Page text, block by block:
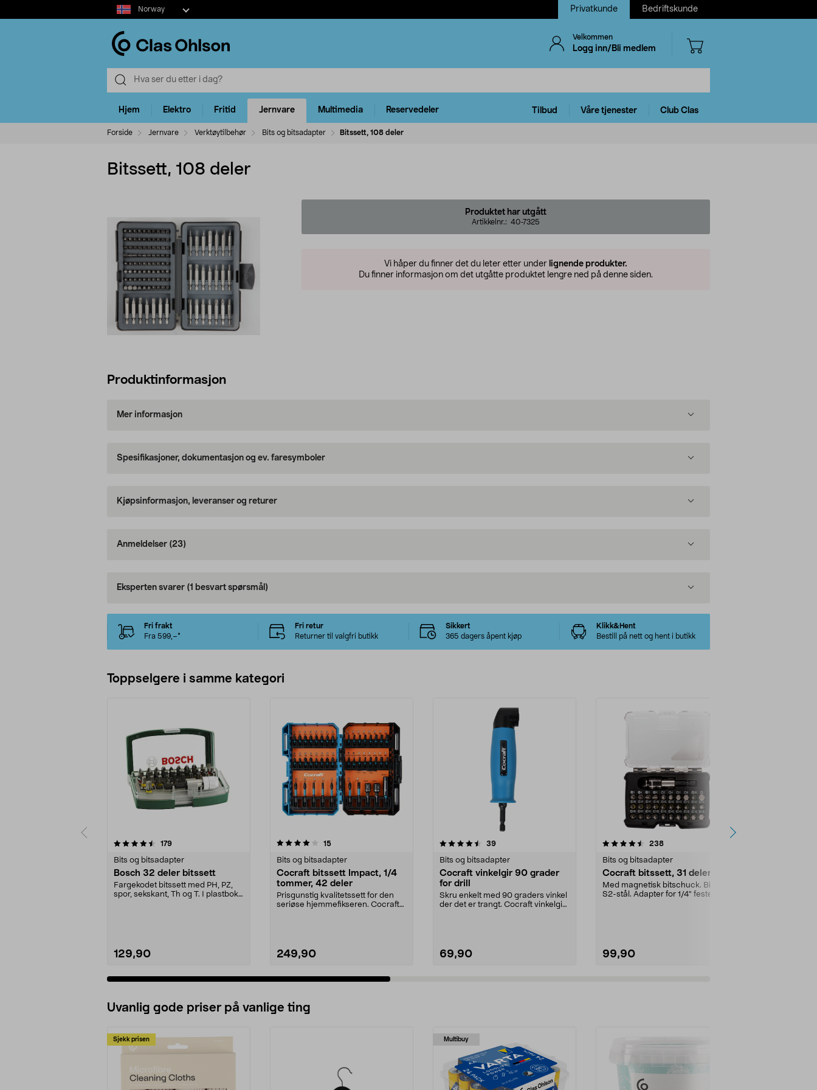
Select
market
Norway Privatkunde Bedriftskunde
Velkommen
Logg inn/Bli medlem
Hjem Elektro Fritid Jernvare Multimedia Reservedeler Tilbud Våre tjenester Club Clas
Forside Jernvare Verktøytilbehør Bits og bitsadapter Bitssett, 108 deler
Bitssett, 108 deler
Produktet har utgått
Artikkelnr.: 40-7325
Vi håper du finner det du leter etter under lignende produkter.
Du finner informasjon om det utgåtte produktet lengre ned på denne siden.
Produktinformasjon
Mer informasjon
Spesifikasjoner, dokumentasjon og ev. faresymboler
Kjøpsinformasjon, leveranser og returer
Anmeldelser (23)
Eksperten svarer (1 besvart spørsmål)
Fri frakt
Fra 599,–*
Fri retur
Returner til valgfri butikk
Sikkert
365 dagers åpent kjøp
Klikk&Hent
Bestill på nett og hent i butikk
Toppselgere i samme kategori
179anmeldelser
Bits og bitsadapter
Bosch 32 deler bitssett
Fargekodet bitssett med PH, PZ,
spor, sekskant, Th og T. I plastboks
129,90
4.0 av 5 stjerner 15anmeldelser
Bits og bitsadapter
Cocraft bitssett Impact, 1/4
tommer, 42 deler
Prisgunstig kvalitetssett for den
seriøse hjemmefikseren. Cocraft
249,90
4.5 av 5 stjerner 39anmeldelser
Bits og bitsadapter
Cocraft vinkelgir 90 grader
for drill
Skru enkelt med 90 graders vinkel
der det er trangt. Cocraft vinkelgir
69,90
4.5 av 5 stjerner 238anmeldelser
Bits og bitsadapter
Cocraft bitssett, 31 deler
Med magnetisk bitschuck. Bits i
S2-stål. Adapter for 1/4" feste.
99,90
4.5 av 5 stjerner
Uvanlig gode priser på vanlige ting
Sjekk prisen Multibuy